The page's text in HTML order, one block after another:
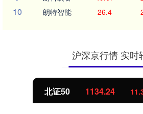
10 朗特智能 26.4
沪深京行情 实时
北证50 1134.24